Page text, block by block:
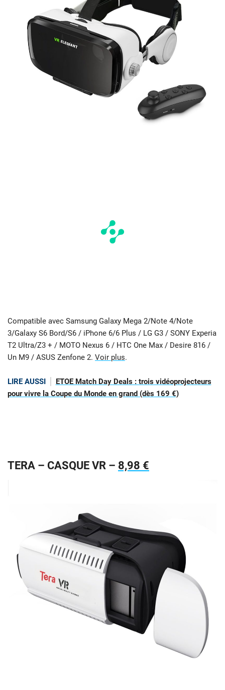
Compatible avec Samsung Galaxy Mega 2/Note 4/Note
3/Galaxy S6 Bord/S6 / iPhone 6/6 Plus / LG G3 / SONY Experia
T2 Ultra/Z3 + / MOTO Nexus 6 / HTC One Max / Desire 816 /
Un M9 / ASUS Zenfone 2. Voir plus.
LIRE AUSSI
ETOE Match Day Deals : trois vidéoprojecteurs
pour vivre la Coupe du Monde en grand (dès 169 €)
TERA – CASQUE VR – 8,98 €